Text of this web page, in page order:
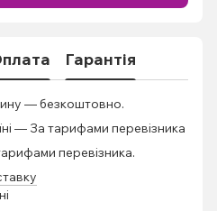
Гарантія
— безкоштовно.
— За тарифами перевізника
перевізника.